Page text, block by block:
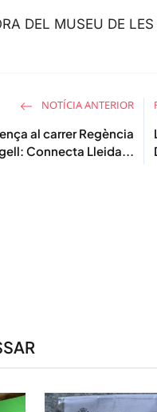
DEL MUSEU DE
NOTÍCIA ANTERIOR
al carrer Regència
Connecta Lleida...